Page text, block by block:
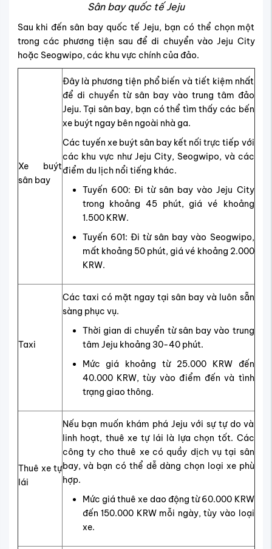
Sân bay quốc tế Jeju
Sau khi đến sân bay quốc tế Jeju, bạn có thể chọn một
trong các phương tiện sau để di chuyển vào Jeju City
hoặc Seogwipo, các khu vực chính của đảo.
Xe buýt
sân bay
Đây là phương tiện phổ biến và tiết kiệm nhất
để di chuyển từ sân bay vào trung tâm đảo
Jeju. Tại sân bay, bạn có thể tìm thấy các bến
xe buýt ngay bên ngoài nhà ga.
Các tuyến xe buýt sân bay kết nối trực tiếp với
các khu vực như Jeju City, Seogwipo, và các
điểm du lịch nổi tiếng khác.
Tuyến 600: Đi từ sân bay vào Jeju City
trong khoảng 45 phút, giá vé khoảng
1.500 KRW.
Tuyến 601: Đi từ sân bay vào Seogwipo,
mất khoảng 50 phút, giá vé khoảng 2.000
KRW.
Taxi
Các taxi có mặt ngay tại sân bay và luôn sẵn
sàng phục vụ.
Thời gian di chuyển từ sân bay vào trung
tâm Jeju khoảng 30-40 phút.
Mức giá khoảng từ 25.000 KRW đến
40.000 KRW, tùy vào điểm đến và tình
trạng giao thông.
Thuê xe tự
lái
Nếu bạn muốn khám phá Jeju với sự tự do và
linh hoạt, thuê xe tự lái là lựa chọn tốt. Các
công ty cho thuê xe có quầy dịch vụ tại sân
bay, và bạn có thể dễ dàng chọn loại xe phù
hợp.
Mức giá thuê xe dao động từ 60.000 KRW
đến 150.000 KRW mỗi ngày, tùy vào loại
xe.